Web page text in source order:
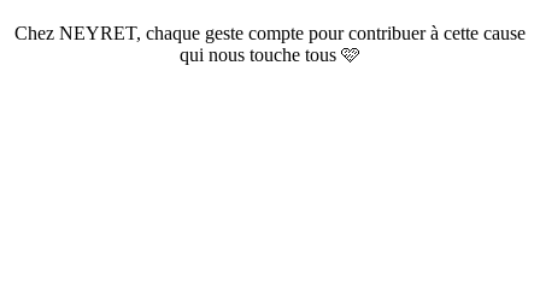
Chez NEYRET, chaque geste compte pour contribuer à cette cause
qui nous touche tous 🩷